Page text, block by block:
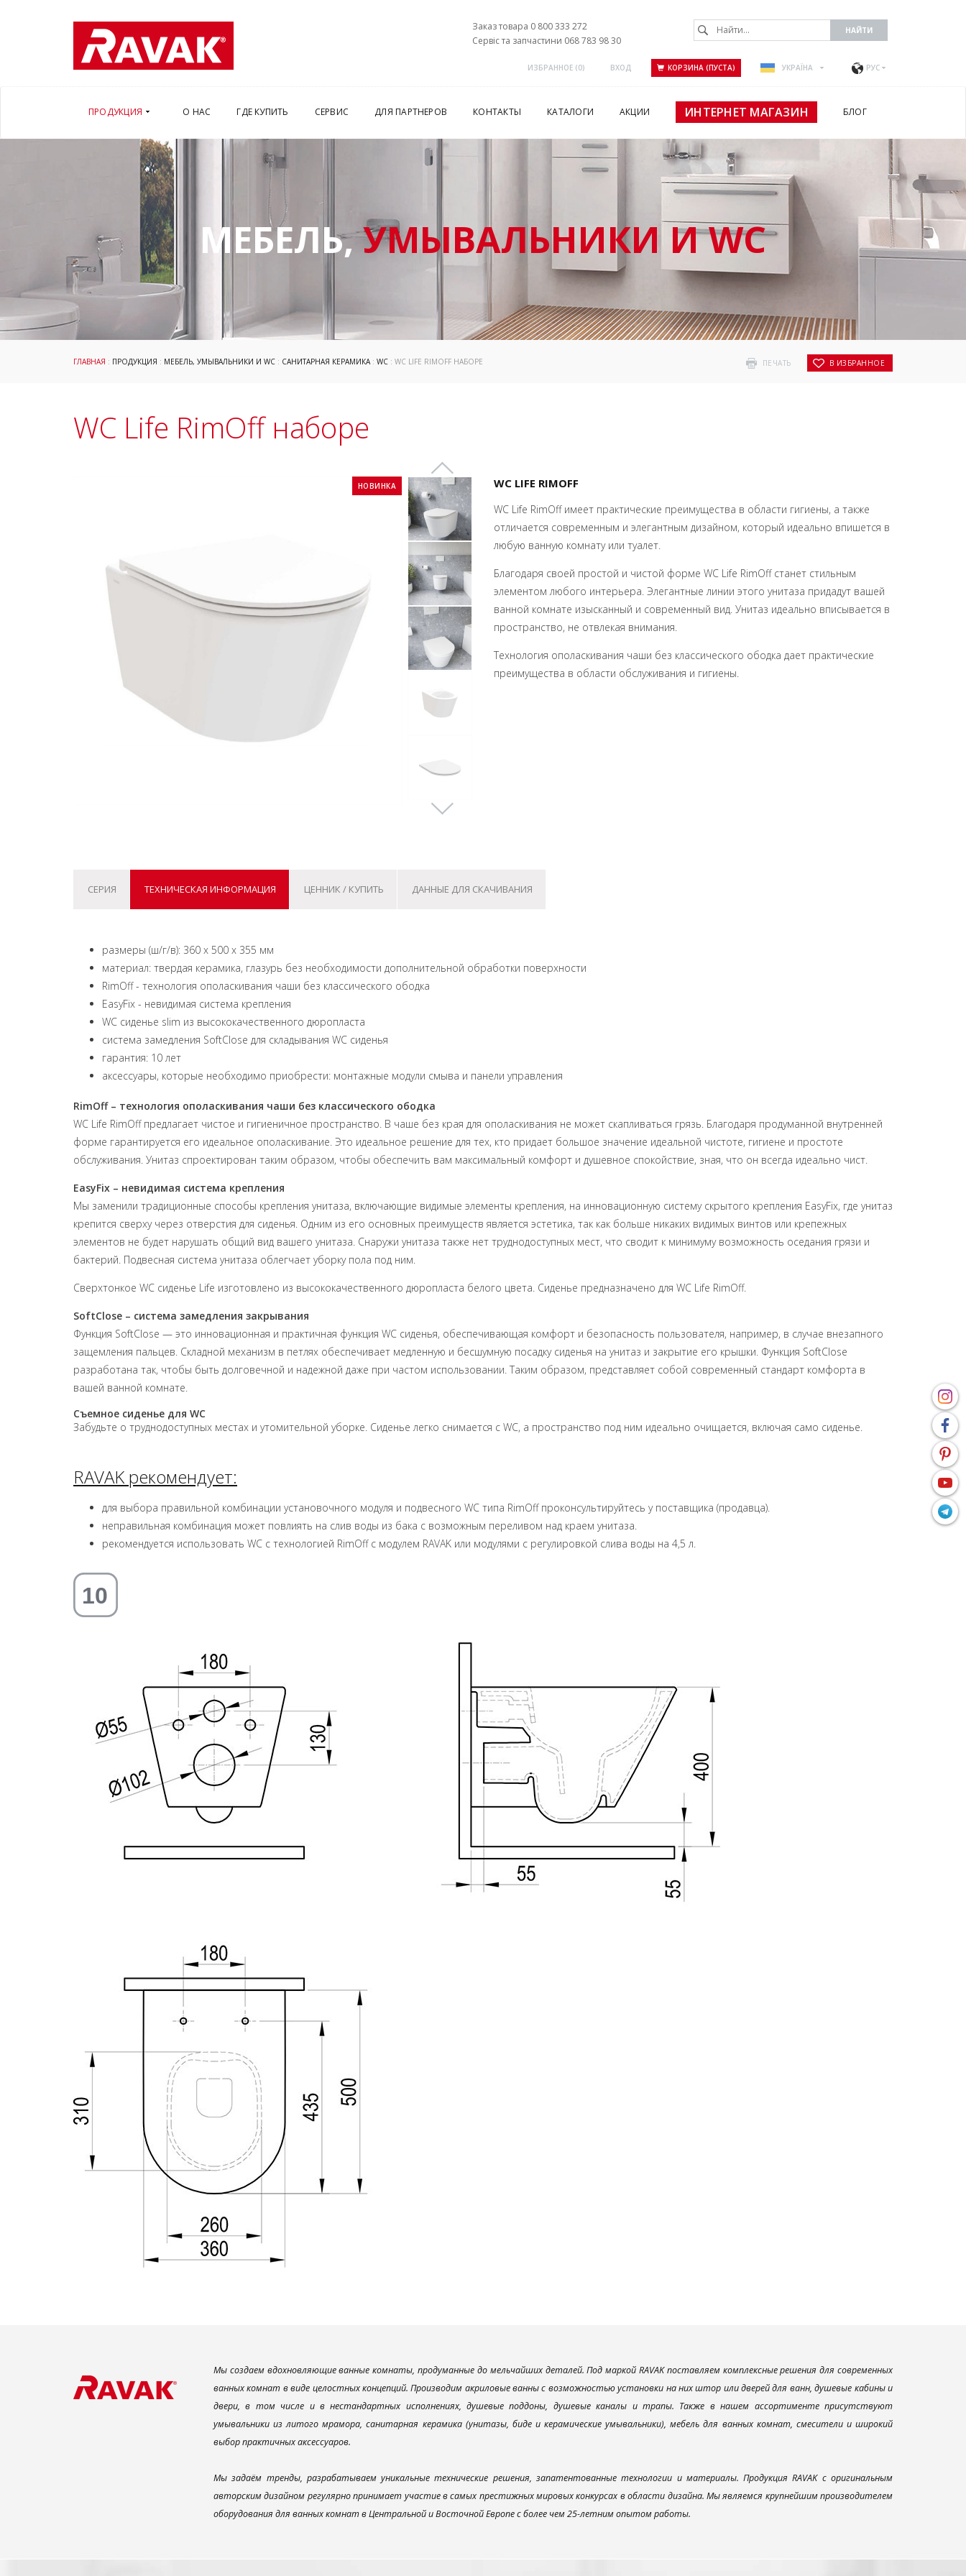
Заказ товара 0 800 333 272
Сервіс та запчастини 068 783 98 30
ИЗБРАННОЕ (0) ВХОД КОРЗИНА (ПУСТА) УКРАЇНА РУС
ПРОДУКЦИЯ О НАС ГДЕ КУПИТЬ СЕРВИС ДЛЯ ПАРТНЕРОВ КОНТАКТЫ КАТАЛОГИ АКЦИИ ИНТЕРНЕТ МАГАЗИН БЛОГ
МЕБЕЛЬ,УМЫВАЛЬНИКИ И WC
ПЕЧАТЬ В ИЗБРАННОЕ
ГЛАВНАЯ : ПРОДУКЦИЯ : МЕБЕЛЬ, УМЫВАЛЬНИКИ И WC : САНИТАРНАЯ КЕРАМИКА: WC : WC LIFE RIMOFF НАБОРЕ
WC Life RimOff наборе
НОВИНКА WC LIFE RIMOFF
WC Life RimOff имеет практические преимущества в области гигиены, а также
отличается современным и элегантным дизайном, который идеально впишется в
любую ванную комнату или туалет.
Благодаря своей простой и чистой форме WC Life RimOff станет стильным
элементом любого интерьера. Элегантные линии этого унитаза придадут вашей
ванной комнате изысканный и современный вид. Унитаз идеально вписывается в
пространство, не отвлекая внимания.
Технология ополаскивания чаши без классического ободка дает практические
преимущества в области обслуживания и гигиены.
СЕРИЯ ТЕХНИЧЕСКАЯ ИНФОРМАЦИЯ ЦЕННИК / КУПИТЬ ДАННЫЕ ДЛЯ СКАЧИВАНИЯ
размеры (ш/г/в): 360 х 500 х 355 мм
материал: твердая керамика, глазурь без необходимости дополнительной обработки поверхности
RimOff - технология ополаскивания чаши без классического ободка
EasyFix - невидимая система крепления
WC сиденье slim из высококачественного дюропласта
система замедления SoftClose для складывания WC сиденья
гарантия: 10 лет
аксессуары, которые необходимо приобрести: монтажные модули смыва и панели управления
RimOff – технология ополаскивания чаши без классического ободка
WC Life RimOff предлагает чистое и гигиеничное пространство. В чаше без края для ополаскивания не может скапливаться грязь. Благодаря продуманной внутренней
форме гарантируется его идеальное ополаскивание. Это идеальное решение для тех, кто придает большое значение идеальной чистоте, гигиене и простоте
обслуживания. Унитаз спроектирован таким образом, чтобы обеспечить вам максимальный комфорт и душевное спокойствие, зная, что он всегда идеально чист.
EasyFix – невидимая система крепления
Мы заменили традиционные способы крепления унитаза, включающие видимые элементы крепления, на инновационную систему скрытого крепления EasyFix, где унитаз
крепится сверху через отверстия для сиденья. Одним из его основных преимуществ является эстетика, так как больше никаких видимых винтов или крепежных
элементов не будет нарушать общий вид вашего унитаза. Снаружи унитаза также нет труднодоступных мест, что сводит к минимуму возможность оседания грязи и
бактерий. Подвесная система унитаза облегчает уборку пола под ним.
Сверхтонкое WC сиденье Life изготовлено из высококачественного дюропласта белого цвета. Сиденье предназначено для WC Life RimOff.
SoftClose – система замедления закрывания
Функция SoftClose — это инновационная и практичная функция WC сиденья, обеспечивающая комфорт и безопасность пользователя, например, в случае внезапного
защемления пальцев. Складной механизм в петлях обеспечивает медленную и бесшумную посадку сиденья на унитаз и закрытие его крышки. Функция SoftClose
разработана так, чтобы быть долговечной и надежной даже при частом использовании. Таким образом, представляет собой современный стандарт комфорта в
вашей ванной комнате.
Съемное сиденье для WC
Забудьте о труднодоступных местах и утомительной уборке. Сиденье легко снимается с WC, а пространство под ним идеально очищается, включая само сиденье.
RAVAK рекомендует:
для выбора правильной комбинации установочного модуля и подвесного WC типа RimOff проконсультируйтесь у поставщика (продавца).
неправильная комбинация может повлиять на слив воды из бака с возможным переливом над краем унитаза.
рекомендуется использовать WC с технологией RimOff с модулем RAVAK или модулями с регулировкой слива воды на 4,5 л.
Мы создаем вдохновляющие ванные комнаты, продуманные до мельчайших деталей. Под маркой RAVAK поставляем комплексные решения для современных
ванных комнат в виде целостных концепций. Производим акриловые ванны с возможностью установки на них штор или дверей для ванн, душевые кабины и
двери, в том числе и в нестандартных исполнениях, душевые поддоны, душевые каналы и трапы. Также в нашем ассортименте присутствуют
умывальники из литого мрамора, санитарная керамика (унитазы, биде и керамические умывальники), мебель для ванных комнат, смесители и широкий
выбор практичных аксессуаров.
Мы задаём тренды, разрабатываем уникальные технические решения, запатентованные технологии и материалы. Продукция RAVAK с оригинальным
авторским дизайном регулярно принимает участие в самых престижных мировых конкурсах в области дизайна. Мы являемся крупнейшим производителем
оборудования для ванных комнат в Центральной и Восточной Европе с более чем 25-летним опытом работы.